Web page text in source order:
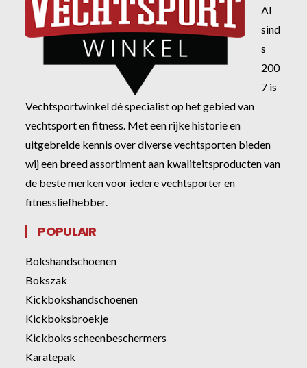
Al
sind
s
200
7 is
Vechtsportwinkel dé specialist op het gebied van
vechtsport en fitness. Met een rijke historie en
uitgebreide kennis over diverse vechtsporten bieden
wij een breed assortiment aan kwaliteitsproducten van
de beste merken voor iedere vechtsporter en
fitnessliefhebber.
POPULAIR
Bokshandschoenen
Bokszak
Kickbokshandschoenen
Kickboksbroekje
Kickboks scheenbeschermers
Karatepak